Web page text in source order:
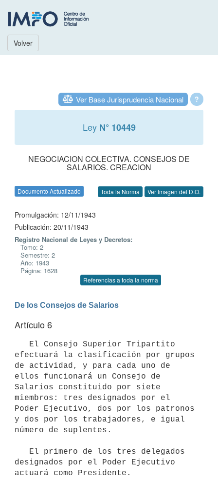
Volver
?
Ver Base Jurisprudencia Nacional
Ley N° 10449
NEGOCIACION COLECTIVA. CONSEJOS DE
SALARIOS. CREACION
Documento Actualizado Toda la Norma Ver Imagen del D.O.
Promulgación: 12/11/1943
Publicación: 20/11/1943
Registro Nacional de Leyes y Decretos:
Tomo: 2
Semestre: 2
Año: 1943
Página: 1628
Referencias a toda la norma
De los Consejos de Salarios
Artículo 6
efectuará la clasificación por grupos
de actividad, y para cada uno de
ellos funcionará un Consejo de
Salarios constituido por siete
miembros: tres designados por el
Poder Ejecutivo, dos por los patronos
y dos por los trabajadores, e igual
número de suplentes.
designados por el Poder Ejecutivo
actuará como Presidente.